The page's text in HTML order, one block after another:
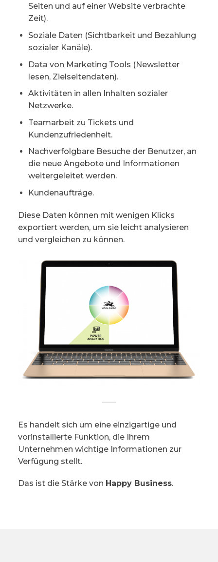
Seiten und auf einer Website verbrachte
Zeit).
Soziale Daten (Sichtbarkeit und Bezahlung
sozialer Kanäle).
Data von Marketing Tools (Newsletter
lesen, Zielseitendaten).
Aktivitäten in allen Inhalten sozialer
Netzwerke.
Teamarbeit zu Tickets und
Kundenzufriedenheit.
Nachverfolgbare Besuche der Benutzer, an
die neue Angebote und Informationen
weitergeleitet werden.
Kundenaufträge.
Diese Daten können mit wenigen Klicks
exportiert werden, um sie leicht analysieren
und vergleichen zu können.
Es handelt sich um eine einzigartige und
vorinstallierte Funktion, die Ihrem
Unternehmen wichtige Informationen zur
Verfügung stellt.
Das ist die Stärke von Happy Business.